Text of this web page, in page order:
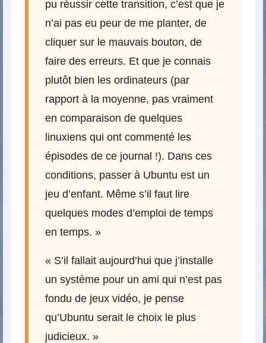
pu réussir cette transition, c’est que je
n’ai pas eu peur de me planter, de
cliquer sur le mauvais bouton, de
faire des erreurs. Et que je connais
plutôt bien les ordinateurs (par
rapport à la moyenne, pas vraiment
en comparaison de quelques
linuxiens qui ont commenté les
épisodes de ce journal !). Dans ces
conditions, passer à Ubuntu est un
jeu d’enfant. Même s’il faut lire
quelques modes d’emploi de temps
en temps. »
« S’il fallait aujourd’hui que j’installe
un système pour un ami qui n’est pas
fondu de jeux vidéo, je pense
qu’Ubuntu serait le choix le plus
judicieux. »